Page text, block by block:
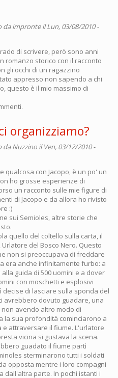
daimpronteil Lun, 03/08/2010 -
di scrivere, però sono anni
romanzo storico con il racconto
gli occhi di un ragazzino
appresso non sapendo a chi
questo è il mio massimo di
organizziamo?
daNuzzino il Ven, 03/12/2010 -
qualcosa con Jacopo, è un po' un
ho grosse esperienze di
un racconto sulle mie figure di
di Jacopo e da allora ho rivisto
:)
sui Semioles, altre storie che
quello del coltello sulla carta, il
del Bosco Nero. Questo
non si preoccupava di freddare
era anche infinitamente furbo: a
guida di 500 uomini e a dover
con moschetti e esplosivi
decise di lasciare sulla sponda del
avrebbero dovuto guadare, una
non avendo altro modo di
la sua profondità cominciarono a
e attraversare il fiume. L'urlatore
vicina si gustava la scena.
guadato il fiume partì
sterminarono tutti i soldati
opposta mentre i loro compagni
dall'altra parte. In pochi istanti i